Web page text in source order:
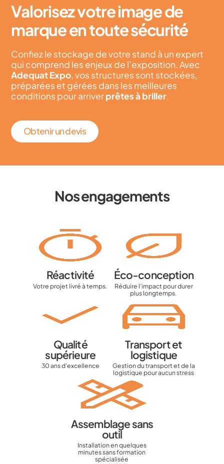
Valorisez votre image de
marque en toute sécurité
Confiez le stockage de votre stand à un expert
qui comprend les enjeux de l’exposition. Avec
Adequat Expo, vos structures sont stockées,
préparées et gérées dans les meilleures
conditions pour arriverprêtes à briller.
Obtenir un devis
Nos engagements
Réactivité
Votre projet livré à temps.
Éco-conception
Réduire l’impact pour durer
plus longtemps.
Qualité
supérieure
30 ans d'excellence
Transport et
logistique
Gestion du transport et de la
logistique pour aucun stress
Assemblage sans
outil
Installation en quelques
minutes sans formation
spécialisée